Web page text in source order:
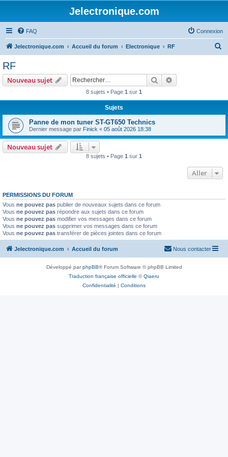
Jelectronique.com
FAQ Connexion
Jelectronique.com Accueil du forum Electronique RF
RF
Nouveau sujet Rechercher
8 sujets • Page 1 sur 1
Sujets
Panne de mon tuner ST-GT650 Technics
Dernier message par Finick « 05 août 2026 18:38
Nouveau sujet
8 sujets • Page 1 sur 1
Aller
PERMISSIONS DU FORUM
Vous ne pouvez pas publier de nouveaux sujets dans ce forum
Vous ne pouvez pas répondre aux sujets dans ce forum
Vous ne pouvez pas modifier vos messages dans ce forum
Vous ne pouvez pas supprimer vos messages dans ce forum
Vous ne pouvez pas transférer de pièces jointes dans ce forum
Jelectronique.com Accueil du forum Nous contacter
Développé parphpBB® Forum Software © phpBB Limited
Traduction française officielle ©Qiaeru
Confidentialité | Conditions